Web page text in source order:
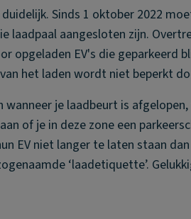
Sinds 1 oktober 2022
laadpaal aangesloten zijn.
opgeladen EV's die geparkeerd
het laden wordt niet beperkt
je laadbeurt is
of je in deze zone een
EV niet langer te laten staan
‘laadetiquette’.